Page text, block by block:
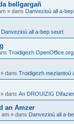
bellgargañ
» dans Danvezioù all a-
Danvezioù all a-bep seurt
Troidigezh
» dans Troidigezh meziantoù
» dans An DROUIZIG Difazier
an Amzer
am » dans Danvezioù all a-